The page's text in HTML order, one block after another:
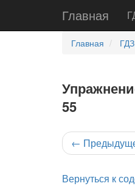
Главная
Главная ГДЗ
55
←
Вернуться к